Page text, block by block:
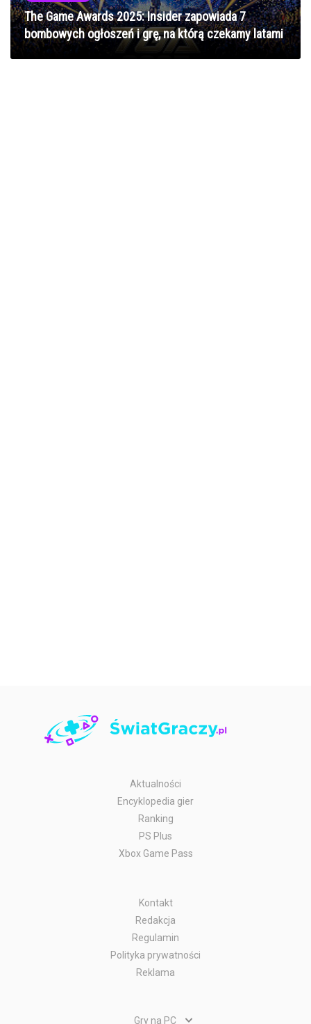
The Game Awards 2025: Insider zapowiada 7
bombowych ogłoszeń i grę, na którą czekamy latami
Aktualności
Encyklopedia gier
Ranking
PS Plus
Xbox Game Pass
Kontakt
Redakcja
Regulamin
Polityka prywatności
Reklama
Gry na PC